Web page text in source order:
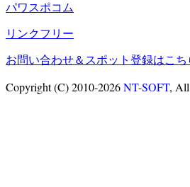
パワスポコム
リンクフリー
お問い合わせ＆スポット登録はこち
Copyright (C) 2010-2026NT-SOFT, All